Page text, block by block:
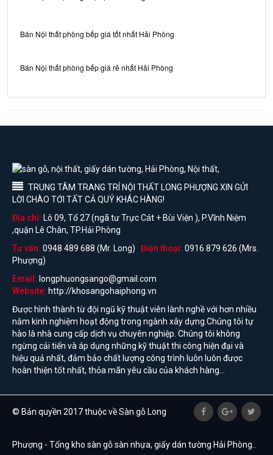
Bán Nội thất phòng bếp giá tốt nhất Hải Phòng
Bán Nội thất phòng bếp giá rẻ nhất Hải Phòng
TRUNG TÂM TRANG TRÍ NỘI THẤT LONG PHƯỢNG XIN GỬI
LỜI CHÀO TỚI TẤT CẢ QUÝ KHÁC HÀNG!
Địa chỉ: Lô 09, Tổ 27 (ngã tư Trực Cát + Bùi Viện ), P.Vĩnh Niệm
,quận Lê Chân, TP.Hải Phòng
Tư vấn: 0948 489 688 (Mr. Long) Điện thoại: 0916 879 626 (Mrs.
Phượng)
Email: longphuongsango@gmail.com
Website: http://khosangohaiphong.vn
Được hình thành từ đội ngũ kỹ thuật viên lành nghề với hơn nhiều
năm kinh nghiệm hoạt động trong ngành xây dựng.Chúng tôi tự
hào là nhà cung cấp dịch vụ chuyên nghiệp. Chúng tôi không
ngừng cải tiến và áp dụng những kỹ thuật thi công hiện đại và
hiệu quả nhất, đảm bảo chất lượng công trình luôn luôn được
hoàn thiện tốt nhất, thỏa mãn yêu cầu của khách hàng...
© Bản quyền 2017 thuộc về Sàn gỗ Long
Phượng - Tổng kho sàn gỗ sàn nhựa, giấy dán tường Hải Phòng..